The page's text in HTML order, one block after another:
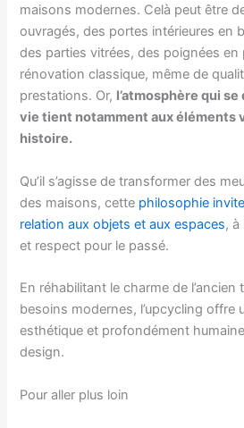
maisons modernes. Celà peut être
ouvragés, des portes intérieures en
des parties vitrées, des poignées
rénovation classique, même de
prestations. Or, l’atmosphère qui se
vie tient notamment aux éléments
histoire.
Qu’il s’agisse de transformer des
des maisons, cette philosophie
relation aux objets et aux espaces, à
et respect pour le passé.
En réhabilitant le charme de l’ancien
besoins modernes, l’upcycling offre
esthétique et profondément
design.
Pour aller plus loin